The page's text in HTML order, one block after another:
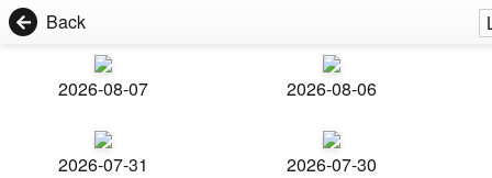
Back
2026-08-07 2026-08-06
2026-07-31 2026-07-30